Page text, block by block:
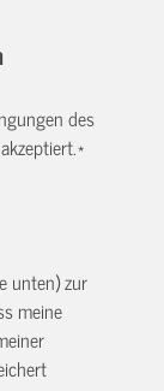
des
*
unten) zur
meine